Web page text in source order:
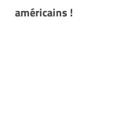
américains !